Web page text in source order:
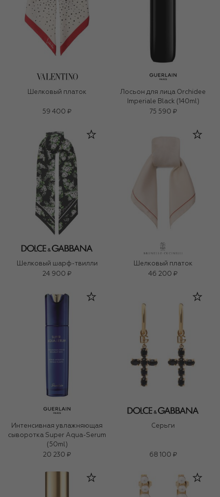
Шелковый платок
59 400 ₽
Лосьон для лица Orchidee
Imperiale Black (140ml)
75 590 ₽
Шелковый шарф-твилли
24 900 ₽
Шелковый платок
46 200 ₽
Интенсивная увлажняющая
сыворотка Super Aqua-Serum
(50ml)
20 230 ₽
Серьги
68 100 ₽